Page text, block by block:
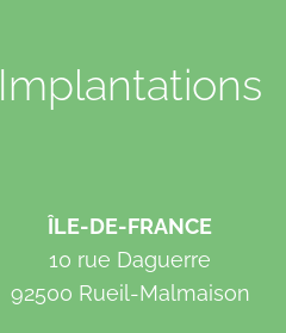
Implantations
ÎLE-DE-FRANCE
10 rue Daguerre
92500 Rueil-Malmaison